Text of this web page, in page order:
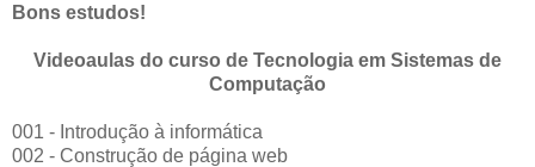
Bons estudos!
Videoaulas do curso de Tecnologia em Sistemas de
Computação
001 - Introdução à informática
002 - Construção de página web